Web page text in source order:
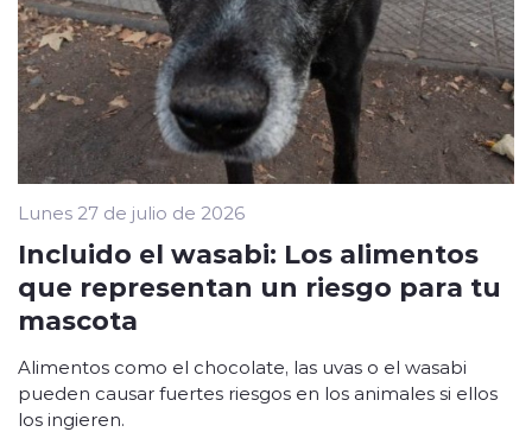
Lunes 27 de julio de 2026
Incluido el wasabi: Los alimentos
que representan un riesgo para tu
mascota
Alimentos como el chocolate, las uvas o el wasabi
pueden causar fuertes riesgos en los animales si ellos
los ingieren.